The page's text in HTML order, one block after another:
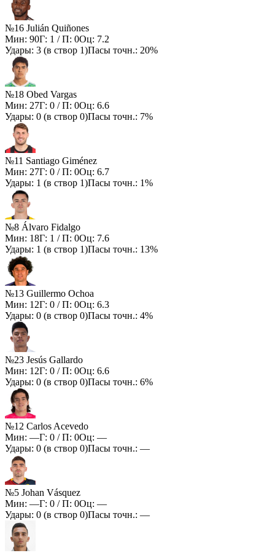
№16 Julián Quiñones
Мин: 90Г: 1 / П: 0Оц: 7.2
Удары: 3 (в створ 1)Пасы точн.: 20%
№18 Obed Vargas
Мин: 27Г: 0 / П: 0Оц: 6.6
Удары: 0 (в створ 0)Пасы точн.: 7%
№11 Santiago Giménez
Мин: 27Г: 0 / П: 0Оц: 6.7
Удары: 1 (в створ 1)Пасы точн.: 1%
№8 Álvaro Fidalgo
Мин: 18Г: 1 / П: 0Оц: 7.6
Удары: 1 (в створ 1)Пасы точн.: 13%
№13 Guillermo Ochoa
Мин: 12Г: 0 / П: 0Оц: 6.3
Удары: 0 (в створ 0)Пасы точн.: 4%
№23 Jesús Gallardo
Мин: 12Г: 0 / П: 0Оц: 6.6
Удары: 0 (в створ 0)Пасы точн.: 6%
№12 Carlos Acevedo
Мин: —Г: 0 / П: 0Оц: —
Удары: 0 (в створ 0)Пасы точн.: —
№5 Johan Vásquez
Мин: —Г: 0 / П: 0Оц: —
Удары: 0 (в створ 0)Пасы точн.: —